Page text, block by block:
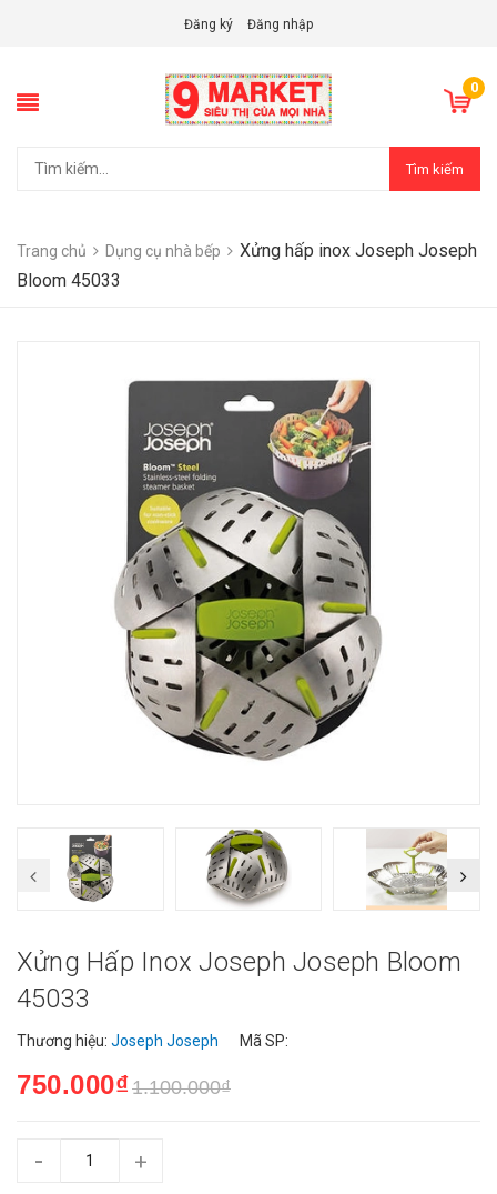
Đăng ký Đăng nhập
0
Tìm kiếm
Trang chủ Dụng cụ nhà bếp
Xửng hấp inox Joseph Joseph
Bloom 45033
Xửng Hấp Inox Joseph Joseph Bloom
45033
Thương hiệu: Joseph Joseph Mã SP:
750.000₫1.100.000₫
- +